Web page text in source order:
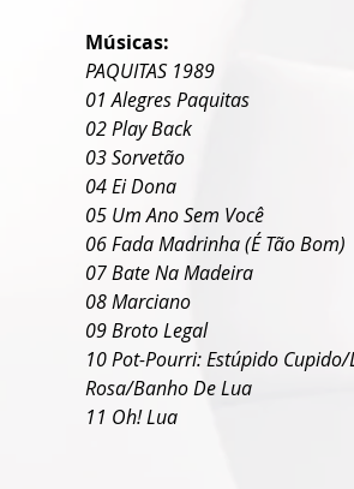
Músicas:
PAQUITAS 1989
01 Alegres Paquitas
02 Play Back
03 Sorvetão
04 Ei Dona
05 Um Ano Sem Você
06 Fada Madrinha (É Tão Bom)
07 Bate Na Madeira
08 Marciano
09 Broto Legal
10 Pot-Pourri: Estúpido
Rosa/Banho De Lua
11 Oh! Lua